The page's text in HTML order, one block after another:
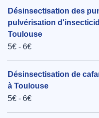
Désinsectisation des
pulvérisation
Toulouse
5€ - 6€
Désinsectisation de
à Toulouse
5€ - 6€